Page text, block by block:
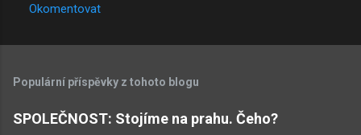
Okomentovat
Populární příspěvky z tohoto blogu
SPOLEČNOST: Stojíme na prahu. Čeho?